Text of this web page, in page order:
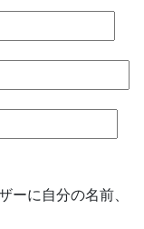
ーに自分の名前、